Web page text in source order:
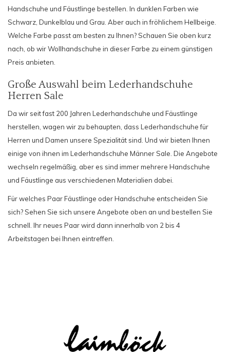
Handschuhe und Fäustlinge bestellen. In dunklen Farben wie
Schwarz, Dunkelblau und Grau. Aber auch in fröhlichem Hellbeige.
Welche Farbe passt am besten zu Ihnen? Schauen Sie oben kurz
nach, ob wir Wollhandschuhe in dieser Farbe zu einem günstigen
Preis anbieten.
Große Auswahl beim Lederhandschuhe
Herren Sale
Da wir seit fast 200 Jahren Lederhandschuhe und Fäustlinge
herstellen, wagen wir zu behaupten, dass Lederhandschuhe für
Herren und Damen unsere Spezialität sind. Und wir bieten Ihnen
einige von ihnen im Lederhandschuhe Männer Sale. Die Angebote
wechseln regelmäßig, aber es sind immer mehrere Handschuhe
und Fäustlinge aus verschiedenen Materialien dabei.
Für welches Paar Fäustlinge oder Handschuhe entscheiden Sie
sich? Sehen Sie sich unsere Angebote oben an und bestellen Sie
schnell. Ihr neues Paar wird dann innerhalb von 2 bis 4
Arbeitstagen bei Ihnen eintreffen.